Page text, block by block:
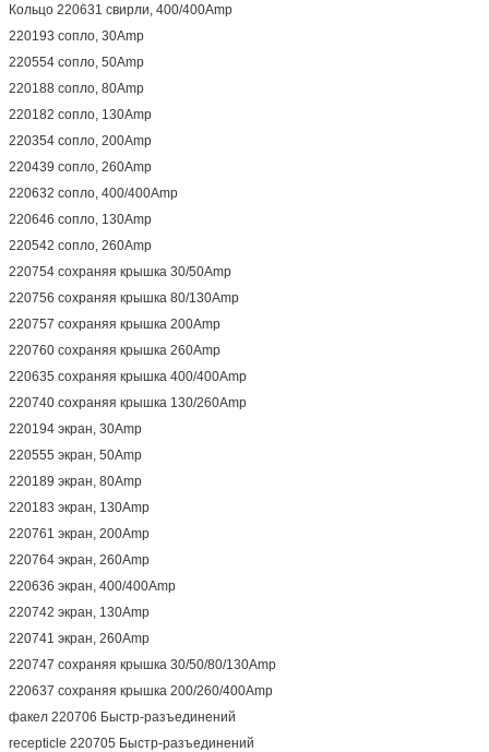
Кольцо 220631 свирли, 400/400Amp
220193 сопло, 30Amp
220554 сопло, 50Amp
220188 сопло, 80Amp
220182 сопло, 130Amp
220354 сопло, 200Amp
220439 сопло, 260Amp
220632 сопло, 400/400Amp
220646 сопло, 130Amp
220542 сопло, 260Amp
220754 сохраняя крышка 30/50Amp
220756 сохраняя крышка 80/130Amp
220757 сохраняя крышка 200Amp
220760 сохраняя крышка 260Amp
220635 сохраняя крышка 400/400Amp
220740 сохраняя крышка 130/260Amp
220194 экран, 30Amp
220555 экран, 50Amp
220189 экран, 80Amp
220183 экран, 130Amp
220761 экран, 200Amp
220764 экран, 260Amp
220636 экран, 400/400Amp
220742 экран, 130Amp
220741 экран, 260Amp
220747 сохраняя крышка 30/50/80/130Amp
220637 сохраняя крышка 200/260/400Amp
факел 220706 Быстр-разъединений
recepticle 220705 Быстр-разъединений